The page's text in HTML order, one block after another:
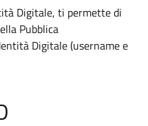
Digitale, ti permette di
Pubblica
Digitale (username e